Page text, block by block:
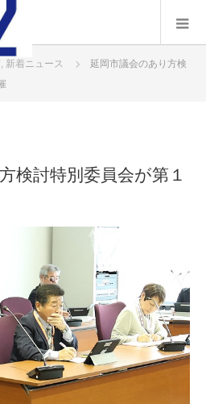
, 新着ニュース
延岡市議会のあり方検
検討特別委員会が第１